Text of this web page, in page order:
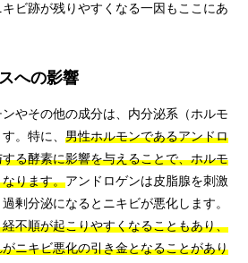
キビ跡が残りやすくなる一因もここにあ
への影響
やその他の成分は、内分泌系（ホルモ
。特に、 男性ホルモンであるアンドロ
る酵素に影響を与えることで、ホルモ
ります。アンドロゲンは皮脂腺を刺激
剰分泌になるとニキビが悪化します。
不順が起こりやすくなることもあり、
ニキビ悪化の引き金となることがあり